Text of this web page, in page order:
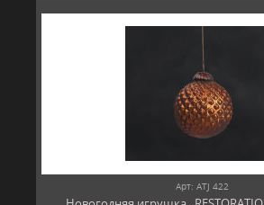
Арт: ATJ 422